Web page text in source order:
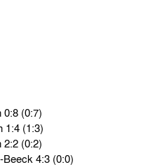
Testspiele › Fr. 16.07.04 › FC Wegberg-Beeck - Alemannia Aachen 0:8 (0:7)
Testspiele › Di. 26.01.99 › FC Wegberg-Beeck - Alemannia Aachen 1:4 (1:3)
Testspiele › Fr. 24.07.98 › FC Wegberg-Beeck - Alemannia Aachen 2:2 (0:2)
Mittelrhein-Pokal › Di. 12.12.95 › Alemannia Aachen - FC Wegberg-Beeck 4:3 (0:0)